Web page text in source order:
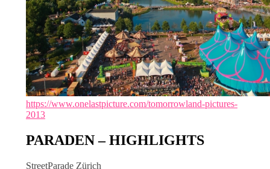
https://www.onelastpicture.com/tomorrowland-pictures-
2013
PARADEN – HIGHLIGHTS
StreetParade Zürich